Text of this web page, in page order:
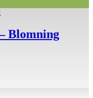
Blomning